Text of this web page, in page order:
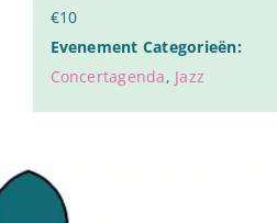
€10
Evenement Categorieën:
Concertagenda, Jazz